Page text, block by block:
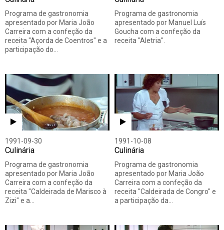
Programa de gastronomia
apresentado por Maria João
Carreira com a confeção da
receita "Açorda de Coentros" e a
participação do…
Programa de gastronomia
apresentado por Manuel Luís
Goucha com a confeção da
receita "Aletria".
1991-09-30
Culinária
Programa de gastronomia
apresentado por Maria João
Carreira com a confeção da
receita "Caldeirada de Marisco à
Zizi" e a…
1991-10-08
Culinária
Programa de gastronomia
apresentado por Maria João
Carreira com a confeção da
receita "Caldeirada de Congro" e
a participação da…